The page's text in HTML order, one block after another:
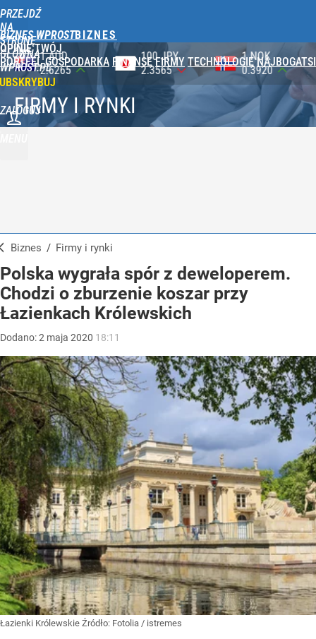
PRZEJDŹ
NA
STRONĘ
GŁÓWNĄ
WPROST.PL
BIZNES WPROST
OPINIE TWÓJ
PORTFEL GOSPODARKA FINANSE FIRMY TECHNOLOGIE NAJBOGATSI
ZALOGUJ
100 JPY
2.3565
1 NOK
0.3920
1 DKK
0.5753
FIRMY I RYNKI
Biznes / Firmy i rynki
Polska wygrała spór z deweloperem.
Chodzi o zburzenie koszar przy
Łazienkach Królewskich
Dodano:2 maja 2020 18:11
Łazienki Królewskie Źródło: Fotolia / istremes